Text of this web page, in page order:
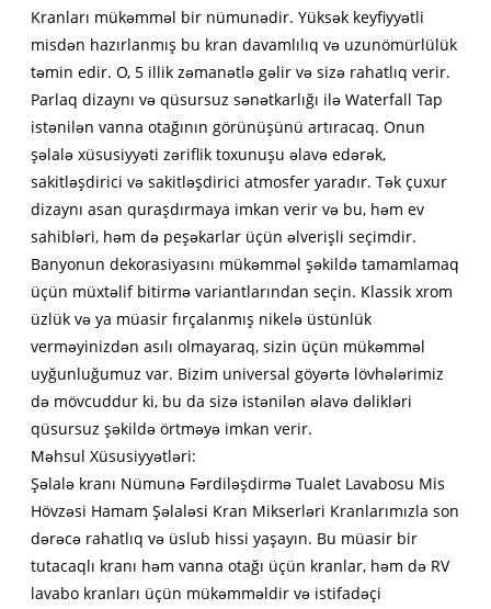
Kranları mükəmməl bir nümunədir. Yüksək keyfiyyətli
misdən hazırlanmış bu kran davamlılıq və uzunömürlülük
təmin edir. O, 5 illik zəmanətlə gəlir və sizə rahatlıq verir.
Parlaq dizaynı və qüsursuz sənətkarlığı ilə Waterfall Tap
istənilən vanna otağının görünüşünü artıracaq. Onun
şəlalə xüsusiyyəti zəriflik toxunuşu əlavə edərək,
sakitləşdirici və sakitləşdirici atmosfer yaradır. Tək çuxur
dizaynı asan quraşdırmaya imkan verir və bu, həm ev
sahibləri, həm də peşəkarlar üçün əlverişli seçimdir.
Banyonun dekorasiyasını mükəmməl şəkildə tamamlamaq
üçün müxtəlif bitirmə variantlarından seçin. Klassik xrom
üzlük və ya müasir fırçalanmış nikelə üstünlük
verməyinizdən asılı olmayaraq, sizin üçün mükəmməl
uyğunluğumuz var. Bizim universal göyərtə lövhələrimiz
də mövcuddur ki, bu da sizə istənilən əlavə dəlikləri
qüsursuz şəkildə örtməyə imkan verir.
Məhsul Xüsusiyyətləri:
Şəlalə kranı Nümunə Fərdiləşdirmə Tualet Lavabosu Mis
Hövzəsi Hamam Şəlaləsi Kran Mikserləri Kranlarımızla son
dərəcə rahatlıq və üslub hissi yaşayın. Bu müasir bir
tutacaqlı kranı həm vanna otağı üçün kranlar, həm də RV
lavabo kranları üçün mükəmməldir və istifadəçi